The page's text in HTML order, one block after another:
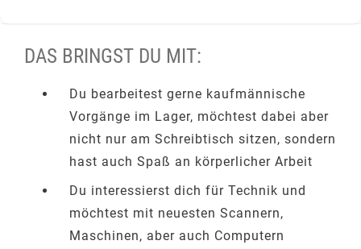
DAS BRINGST DU MIT:
Du bearbeitest gerne kaufmännische
Vorgänge im Lager, möchtest dabei aber
nicht nur am Schreibtisch sitzen, sondern
hast auch Spaß an körperlicher Arbeit
Du interessierst dich für Technik und
möchtest mit neuesten Scannern,
Maschinen, aber auch Computern